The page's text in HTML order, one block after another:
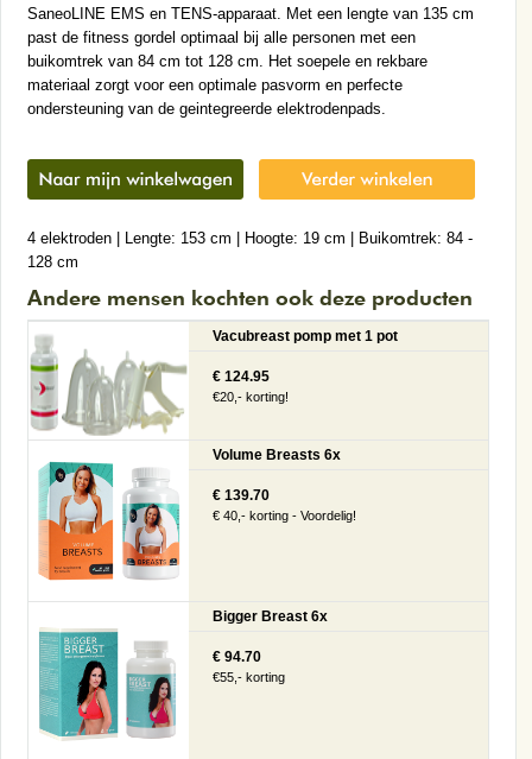
SaneoLINE EMS en TENS-apparaat. Met een lengte van 135 cm
past de fitness gordel optimaal bij alle personen met een
buikomtrek van 84 cm tot 128 cm. Het soepele en rekbare
materiaal zorgt voor een optimale pasvorm en perfecte
ondersteuning van de geintegreerde elektrodenpads.
4 elektroden | Lengte: 153 cm | Hoogte: 19 cm | Buikomtrek: 84 -
128 cm
Andere mensen kochten ook deze producten
Vacubreast pomp met 1 pot
€ 124.95
€20,- korting!
Volume Breasts 6x
€ 139.70
€ 40,- korting - Voordelig!
Bigger Breast 6x
€ 94.70
€55,- korting